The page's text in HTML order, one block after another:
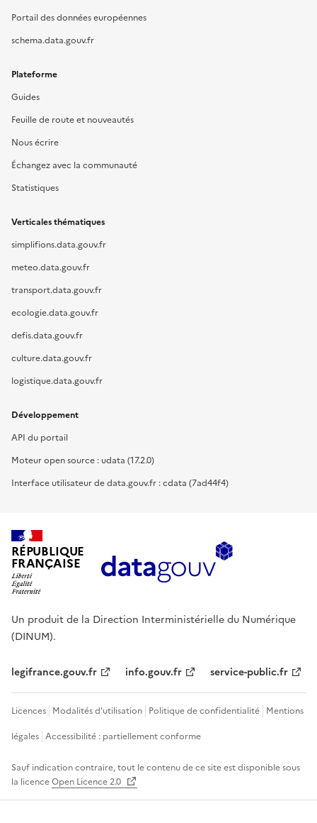
Portail des données européennes
schema.data.gouv.fr
Plateforme
Guides
Feuille de route et nouveautés
Nous écrire
Échangez avec la communauté
Statistiques
Verticales thématiques
simplifions.data.gouv.fr
meteo.data.gouv.fr
transport.data.gouv.fr
ecologie.data.gouv.fr
defis.data.gouv.fr
culture.data.gouv.fr
logistique.data.gouv.fr
Développement
API du portail
Moteur open source : udata (17.2.0)
Interface utilisateur de data.gouv.fr : cdata (7ad44f4)
RÉPUBLIQUE
FRANÇAISE
Un produit de la Direction Interministérielle du Numérique
(DINUM).
legifrance.gouv.fr info.gouv.fr service-public.fr
Licences Modalités d'utilisation Politique de confidentialité Mentions
légales Accessibilité : partiellement conforme
Sauf indication contraire, tout le contenu de ce site est disponible sous
la licenceOpen Licence 2.0